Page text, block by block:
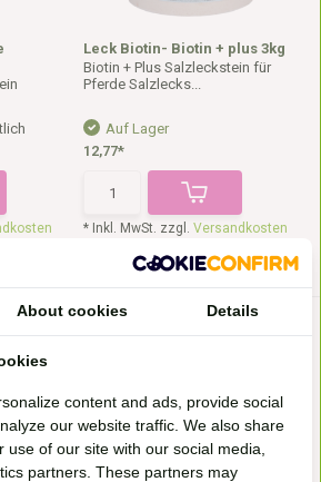
Leck Biotin- Biotin + plus 3kg
Biotin + Plus Salzleckstein für
Pferde Salzlecks...
Auf Lager
12,77*
* Inkl. MwSt. zzgl. Versandkosten
Amino Pur
About cookies Details
content and ads, provide social
our website traffic. We also share
use of our site with our social media,
partners. These partners may